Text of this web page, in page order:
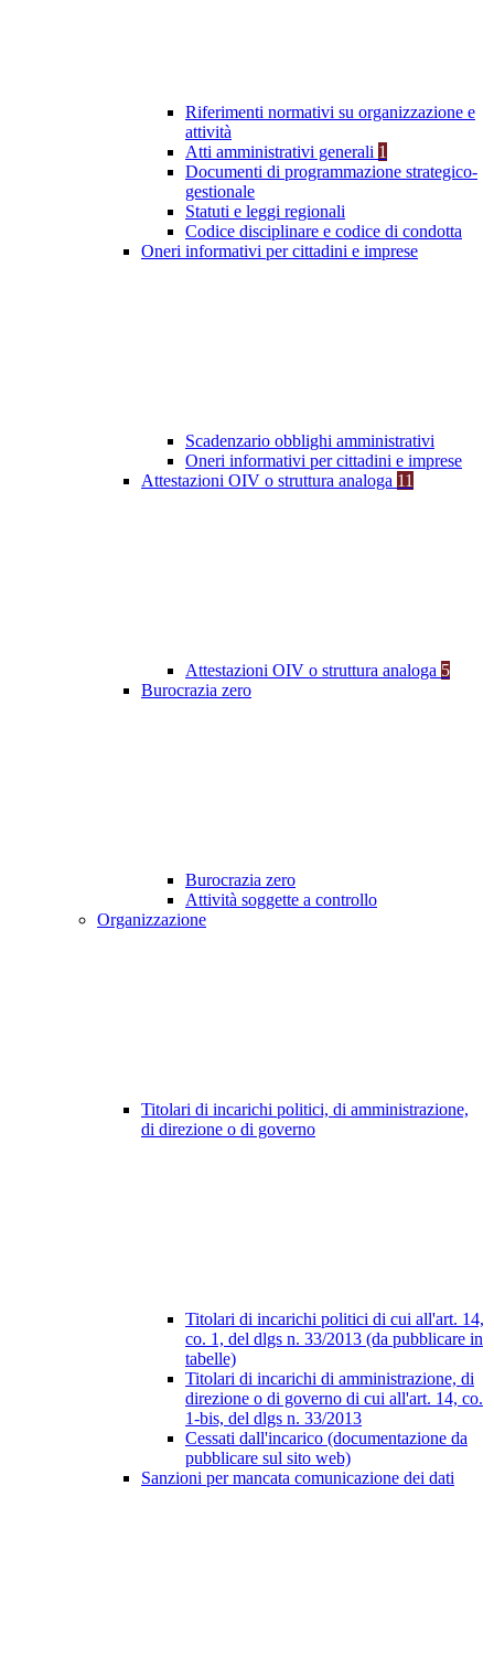
Riferimenti normativi su organizzazione e
attività
Atti amministrativi generali 1
Documenti di programmazione strategico-
gestionale
Statuti e leggi regionali
Codice disciplinare e codice di condotta
Oneri informativi per cittadini e imprese
Scadenzario obblighi amministrativi
Oneri informativi per cittadini e imprese
Attestazioni OIV o struttura analoga 11
Attestazioni OIV o struttura analoga 5
Burocrazia zero
Burocrazia zero
Attività soggette a controllo
Organizzazione
Titolari di incarichi politici, di amministrazione,
di direzione o di governo
Titolari di incarichi politici di cui all'art. 14,
co. 1, del dlgs n. 33/2013 (da pubblicare in
tabelle)
Titolari di incarichi di amministrazione, di
direzione o di governo di cui all'art. 14, co.
1-bis, del dlgs n. 33/2013
Cessati dall'incarico (documentazione da
pubblicare sul sito web)
Sanzioni per mancata comunicazione dei dati